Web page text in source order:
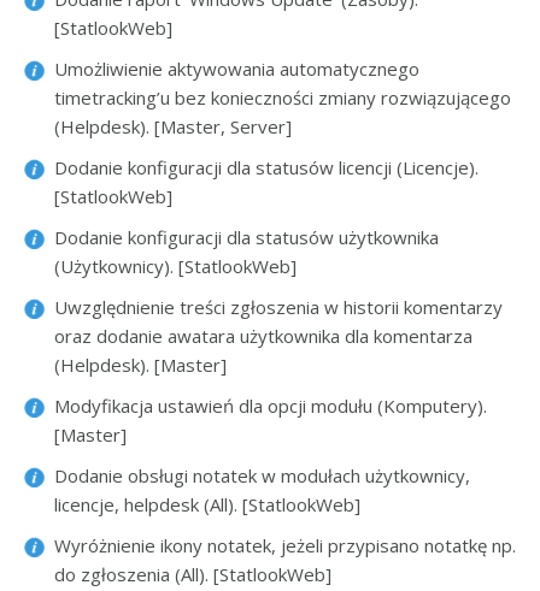
[StatlookWeb]
Umożliwienie aktywowania automatycznego
timetracking’u bez konieczności zmiany rozwiązującego
(Helpdesk). [Master, Server]
Dodanie konfiguracji dla statusów licencji (Licencje).
[StatlookWeb]
Dodanie konfiguracji dla statusów użytkownika
(Użytkownicy). [StatlookWeb]
Uwzględnienie treści zgłoszenia w historii komentarzy
oraz dodanie awatara użytkownika dla komentarza
(Helpdesk). [Master]
Modyfikacja ustawień dla opcji modułu (Komputery).
[Master]
Dodanie obsługi notatek w modułach użytkownicy,
licencje, helpdesk (All). [StatlookWeb]
Wyróżnienie ikony notatek, jeżeli przypisano notatkę np.
do zgłoszenia (All). [StatlookWeb]